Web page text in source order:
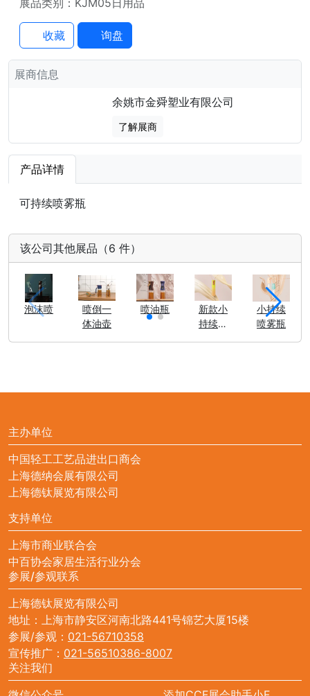
收藏 询盘
展商信息
余姚市金舜塑业有限公司
了解展商
产品详情
可持续喷雾瓶
该公司其他展品（6 件）
泡沫喷
喷倒一
体油壶
喷油瓶
新款小
持续喷
小持续
喷雾瓶
主办单位
中国轻工工艺品进出口商会
上海德纳会展有限公司
上海德钛展览有限公司
支持单位
上海市商业联合会
中百协会家居生活行业分会
参展/参观联系
上海德钛展览有限公司
地址：上海市静安区河南北路441号锦艺大厦15楼
参展/参观： 021-56710358
宣传推广： 021-56510386-8007
关注我们